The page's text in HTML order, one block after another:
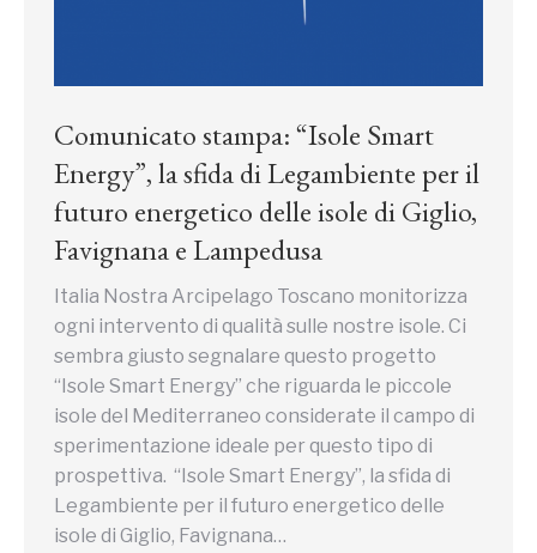
Comunicato stampa: “Isole Smart
Energy”, la sfida di Legambiente per il
futuro energetico delle isole di Giglio,
Favignana e Lampedusa
Italia Nostra Arcipelago Toscano monitorizza
ogni intervento di qualità sulle nostre isole. Ci
sembra giusto segnalare questo progetto
“Isole Smart Energy” che riguarda le piccole
isole del Mediterraneo considerate il campo di
sperimentazione ideale per questo tipo di
prospettiva. “Isole Smart Energy”, la sfida di
Legambiente per il futuro energetico delle
isole di Giglio, Favignana…